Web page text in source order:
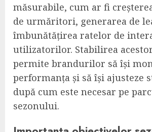
măsurabile, cum ar fi
de urmăritori, generarea de
îmbunătățirea ratelor de
utilizatorilor. Stabilirea
permite brandurilor să își
performanța și să își ajusteze
după cum este necesar pe
sezonului.